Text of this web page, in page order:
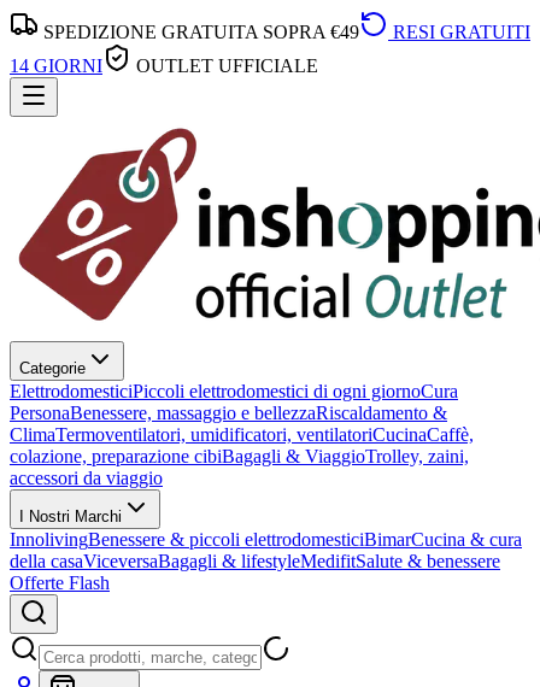
SPEDIZIONE GRATUITA SOPRA €49
RESI GRATUITI
14 GIORNI
OUTLET UFFICIALE
Categorie
ElettrodomesticiPiccoli elettrodomestici di ogni giornoCura
PersonaBenessere, massaggio e bellezzaRiscaldamento &
ClimaTermoventilatori, umidificatori, ventilatoriCucinaCaffè,
colazione, preparazione cibiBagagli & ViaggioTrolley, zaini,
accessori da viaggio
I Nostri Marchi
InnolivingBenessere & piccoli elettrodomesticiBimarCucina & cura
della casaViceversaBagagli & lifestyleMedifitSalute & benessere
Offerte Flash